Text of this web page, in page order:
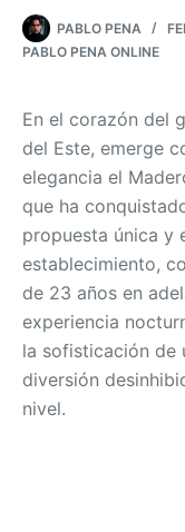
PABLO PENA
PABLO PENA ONLINE
En el corazón del
del Este, emerge
elegancia el
que ha
propuesta única y
establecimiento,
de 23 años en
experiencia
la sofisticación de
diversión
nivel.